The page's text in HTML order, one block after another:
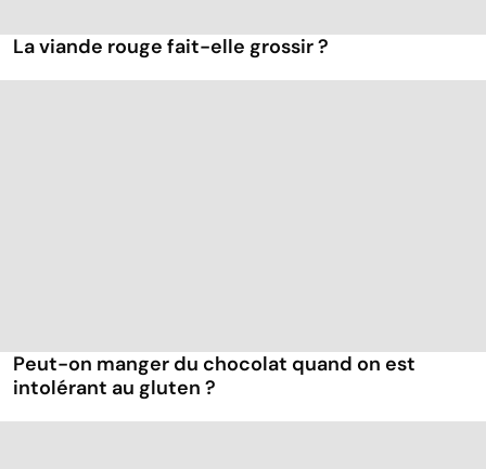
La viande rouge fait-elle grossir ?
Peut-on manger du chocolat quand on est
intolérant au gluten ?